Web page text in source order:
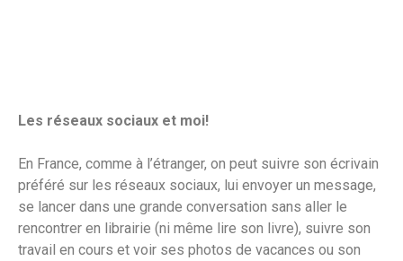
Les réseaux sociaux et moi!
En France, comme à l’étranger, on peut suivre son écrivain
préféré sur les réseaux sociaux, lui envoyer un message,
se lancer dans une grande conversation sans aller le
rencontrer en librairie (ni même lire son livre), suivre son
travail en cours et voir ses photos de vacances ou son